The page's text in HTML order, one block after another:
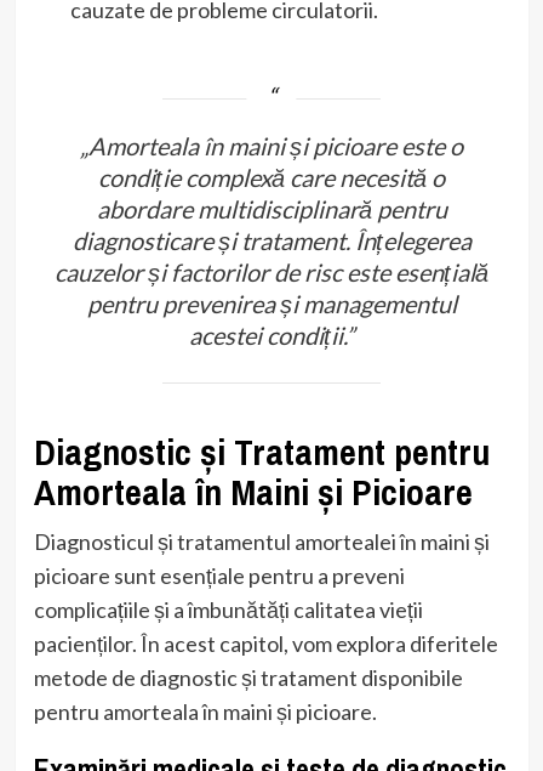
cauzate de probleme circulatorii.
„Amorteala în maini și picioare este o
condiție complexă care necesită o
abordare multidisciplinară pentru
diagnosticare și tratament. Înțelegerea
cauzelor și factorilor de risc este esențială
pentru prevenirea și managementul
acestei condiții.”
Diagnostic și Tratament pentru
Amorteala în Maini și Picioare
Diagnosticul și tratamentul amortealei în maini și
picioare sunt esențiale pentru a preveni
complicațiile și a îmbunătăți calitatea vieții
pacienților. În acest capitol, vom explora diferitele
metode de diagnostic și tratament disponibile
pentru amorteala în maini și picioare.